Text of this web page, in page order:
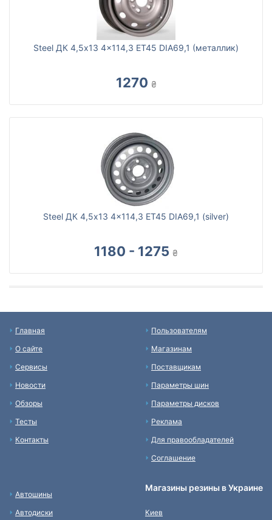
Steel ДК 4,5x13 4x114,3 ET45 DIA69,1 (металлик)
1270 ₴
Steel ДК 4,5x13 4x114,3 ET45 DIA69,1 (silver)
1180 - 1275 ₴
Главная
О сайте
Сервисы
Новости
Обзоры
Тесты
Контакты
Пользователям
Магазинам
Поставщикам
Параметры шин
Параметры дисков
Реклама
Для правообладателей
Соглашение
Автошины
Автодиски
Магазины резины в Украине
Киев